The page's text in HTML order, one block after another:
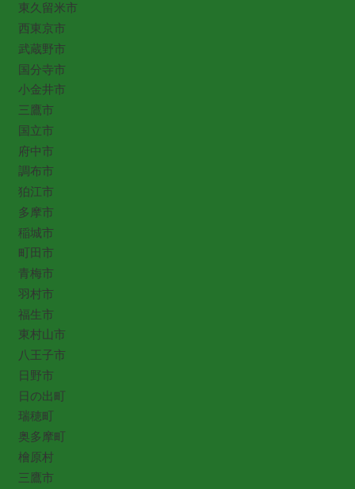
東久留米市
西東京市
武蔵野市
国分寺市
小金井市
三鷹市
国立市
府中市
調布市
狛江市
多摩市
稲城市
町田市
青梅市
羽村市
福生市
東村山市
八王子市
日野市
日の出町
瑞穂町
奥多摩町
檜原村
三鷹市